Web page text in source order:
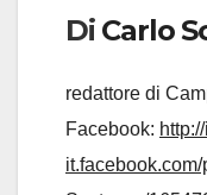
Di Carlo
redattore di
Facebook: